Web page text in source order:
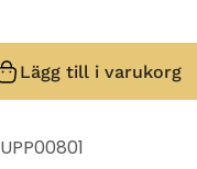
Lägg till i varukorg
UPP00801